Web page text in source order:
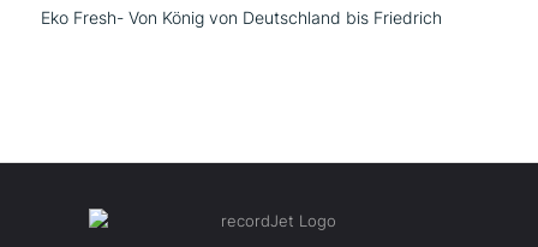
Eko Fresh- Von König von Deutschland bis Friedrich